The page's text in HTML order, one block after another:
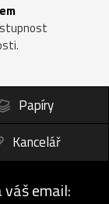
Papíry
Kancelář
váš email: